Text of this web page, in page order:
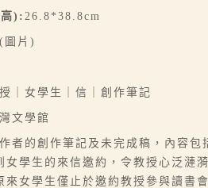
): 26.8*38.8cm
圖片)
｜女學生｜信｜創作筆記
文學館
者的創作筆記及未完成稿，內容
女學生的來信邀約，令教授心泛漣
來女學生僅止於邀約教授參與讀書